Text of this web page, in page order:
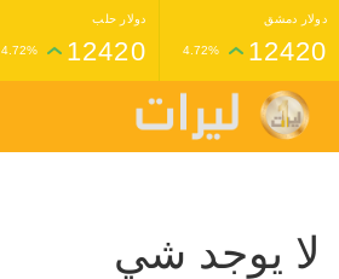
دولار دمشق
12420
4.72%
دولار حلب
12420
4.72%
غرام عيار 24 ذهب
1,398,000
4.33%
1,227,000
لا يوجد شي